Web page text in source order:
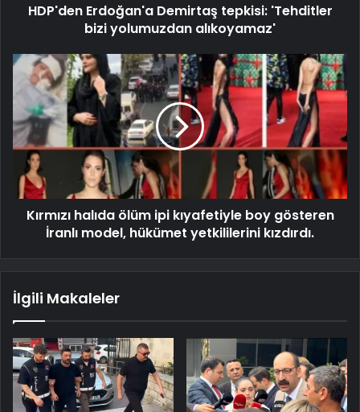
HDP'den Erdoğan'a Demirtaş tepkisi: 'Tehditler
bizi yolumuzdan alıkoyamaz'
Kırmızı halıda ölüm ipi kıyafetiyle boy gösteren
İranlı model, hükümet yetkililerini kızdırdı.
İlgili Makaleler